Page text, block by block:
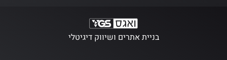
בניית אתרים ושיווק דיגיטלי